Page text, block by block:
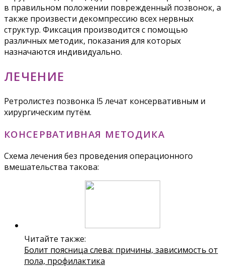
в правильном положении поврежденный позвонок, а
также произвести декомпрессию всех нервных
структур. Фиксация производится с помощью
различных методик, показания для которых
назначаются индивидуально.
ЛЕЧЕНИЕ
Ретролистез позвонка l5 лечат консервативным и
хирургическим путём.
КОНСЕРВАТИВНАЯ МЕТОДИКА
Схема лечения без проведения операционного
вмешательства такова:
Читайте также:
Болит поясница слева: причины, зависимость от
пола, профилактика